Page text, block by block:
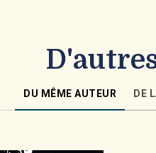
DU MÊME AUTEUR DE